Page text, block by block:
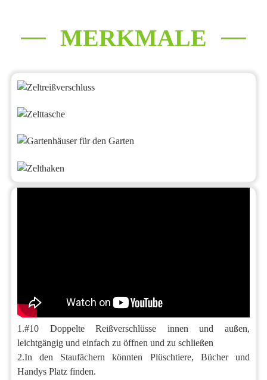
MERKMALE
1.#10 Doppelte Reißverschlüsse innen und außen,
leichtgängig und einfach zu öffnen und zu schließen
2.In den Staufächern könnten Plüschtiere, Bücher und
Handys Platz finden.